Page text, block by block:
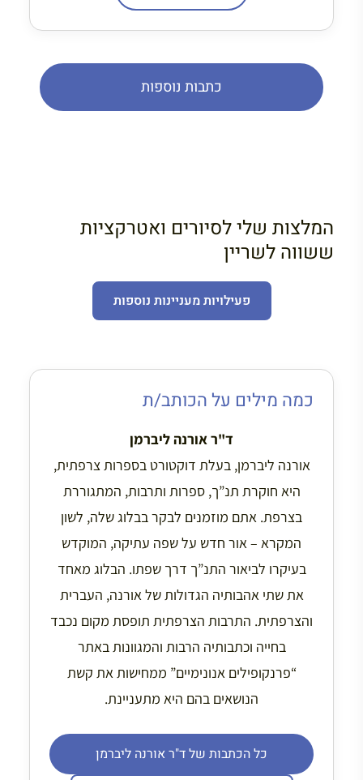
כתבות נוספות
המלצות שלי לסיורים ואטרקציות
ששווה לשריין
פעילויות מעניינות נוספות
כמה מילים על הכותב/ת
ד"ר אורנה ליברמן
אורנה ליברמן, בעלת דוקטורט בספרות צרפתית,
היא חוקרת תנ”ך, ספרות ותרבות, המתגוררת
בצרפת. אתם מוזמנים לבקר בבלוג שלה, לשון
המקרא – אור חדש על שפה עתיקה, המוקדש
בעיקרו לביאור התנ”ך דרך שפתו. הבלוג מאחד
את שתי אהבותיה הגדולות של אורנה, העברית
והצרפתית. התרבות הצרפתית תופסת מקום נכבד
בחייה וכתבותיה הרבות והמגוונות באתר
“פרנקופילים אנונימיים” ממחישות את קשת
הנושאים בהם היא מתעניינת.
כל הכתבות של ד"ר אורנה ליברמן